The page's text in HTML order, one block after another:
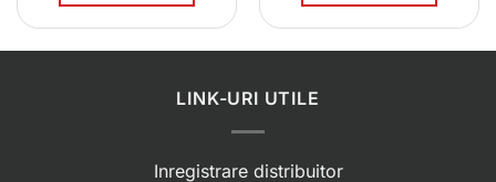
LINK-URI UTILE
Inregistrare distribuitor